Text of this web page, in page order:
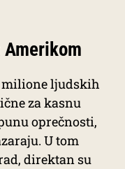
milione ljudskih
za kasnu
oprečnosti,
U tom
direktan su